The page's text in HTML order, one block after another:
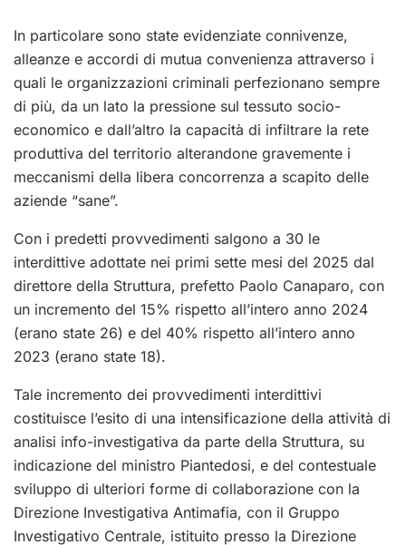
In particolare sono state evidenziate connivenze,
alleanze e accordi di mutua convenienza attraverso i
quali le organizzazioni criminali perfezionano sempre
di più, da un lato la pressione sul tessuto socio-
economico e dall’altro la capacità di infiltrare la rete
produttiva del territorio alterandone gravemente i
meccanismi della libera concorrenza a scapito delle
aziende “sane”.
Con i predetti provvedimenti salgono a 30 le
interdittive adottate nei primi sette mesi del 2025 dal
direttore della Struttura, prefetto Paolo Canaparo, con
un incremento del 15% rispetto all’intero anno 2024
(erano state 26) e del 40% rispetto all’intero anno
2023 (erano state 18).
Tale incremento dei provvedimenti interdittivi
costituisce l’esito di una intensificazione della attività di
analisi info-investigativa da parte della Struttura, su
indicazione del ministro Piantedosi, e del contestuale
sviluppo di ulteriori forme di collaborazione con la
Direzione Investigativa Antimafia, con il Gruppo
Investigativo Centrale, istituito presso la Direzione